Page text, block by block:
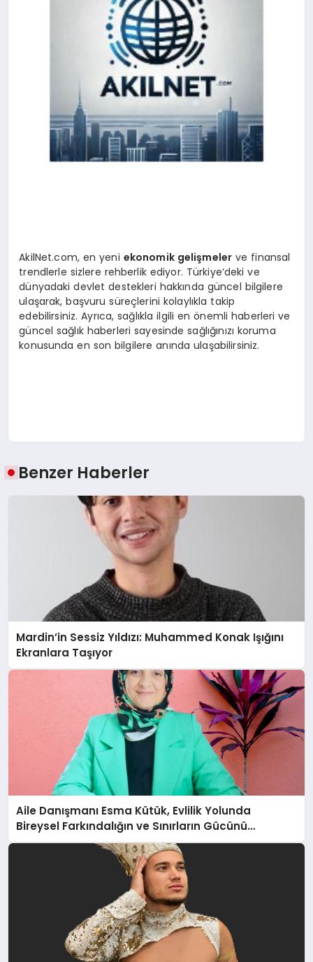
AkilNet.com, en yeni ekonomik gelişmeler ve finansal
trendlerle sizlere rehberlik ediyor. Türkiye’deki ve
dünyadaki devlet destekleri hakkında güncel bilgilere
ulaşarak, başvuru süreçlerini kolaylıkla takip
edebilirsiniz. Ayrıca, sağlıkla ilgili en önemli haberleri ve
güncel sağlık haberleri sayesinde sağlığınızı koruma
konusunda en son bilgilere anında ulaşabilirsiniz.
Benzer Haberler
Mardin’in Sessiz Yıldızı: Muhammed Konak Işığını
Ekranlara Taşıyor
Aile Danışmanı Esma Kütük, Evlilik Yolunda
Bireysel Farkındalığın ve Sınırların Gücünü
Anlatıyor